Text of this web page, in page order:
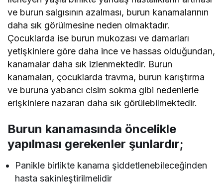
ve burun salgısının azalması, burun kanamalarının
daha sık görülmesine neden olmaktadır.
Çocuklarda ise burun mukozası ve damarları
yetişkinlere göre daha ince ve hassas olduğundan,
kanamalar daha sık izlenmektedir. Burun
kanamaları, çocuklarda travma, burun karıştırma
ve buruna yabancı cisim sokma gibi nedenlerle
erişkinlere nazaran daha sık görülebilmektedir.
Burun kanamasında öncelikle
yapılması gerekenler şunlardır;
Panikle birlikte kanama şiddetlenebileceğinden
hasta sakinleştirilmelidir